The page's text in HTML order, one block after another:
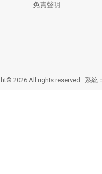
免責聲明
2026 All rights reserved. 系統：